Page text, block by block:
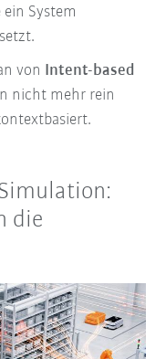
System
von Intent-based
nicht mehr rein
die